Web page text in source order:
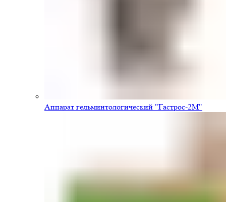
Аппарат гельминтологический "Гастрос-2М"